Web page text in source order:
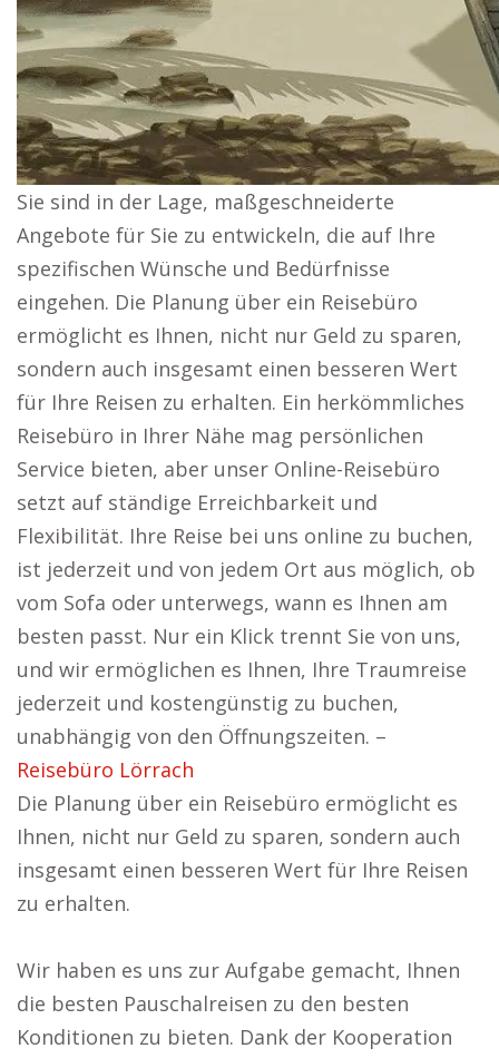
Sie sind in der Lage, maßgeschneiderte
Angebote für Sie zu entwickeln, die auf Ihre
spezifischen Wünsche und Bedürfnisse
eingehen. Die Planung über ein Reisebüro
ermöglicht es Ihnen, nicht nur Geld zu sparen,
sondern auch insgesamt einen besseren Wert
für Ihre Reisen zu erhalten. Ein herkömmliches
Reisebüro in Ihrer Nähe mag persönlichen
Service bieten, aber unser Online-Reisebüro
setzt auf ständige Erreichbarkeit und
Flexibilität. Ihre Reise bei uns online zu buchen,
ist jederzeit und von jedem Ort aus möglich, ob
vom Sofa oder unterwegs, wann es Ihnen am
besten passt. Nur ein Klick trennt Sie von uns,
und wir ermöglichen es Ihnen, Ihre Traumreise
jederzeit und kostengünstig zu buchen,
unabhängig von den Öffnungszeiten. –
Reisebüro Lörrach
Die Planung über ein Reisebüro ermöglicht es
Ihnen, nicht nur Geld zu sparen, sondern auch
insgesamt einen besseren Wert für Ihre Reisen
zu erhalten.
Wir haben es uns zur Aufgabe gemacht, Ihnen
die besten Pauschalreisen zu den besten
Konditionen zu bieten. Dank der Kooperation